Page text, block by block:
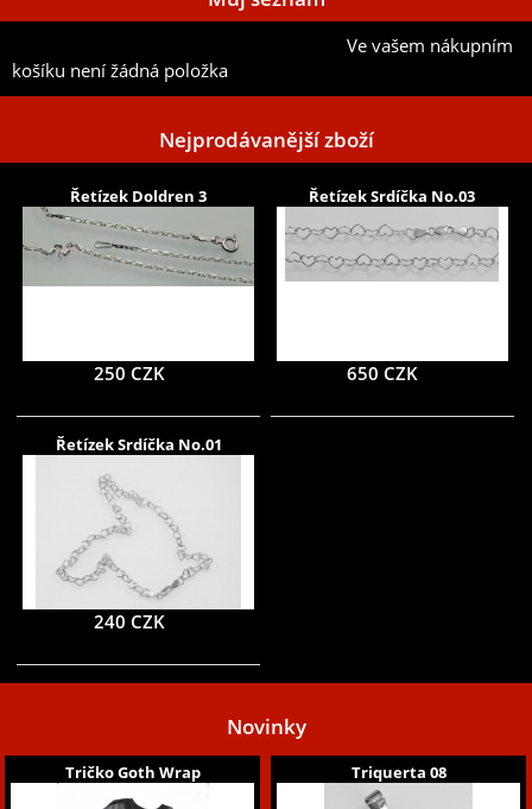
Ve vašem nákupním
košíku není žádná položka
Nejprodávanější zboží
Řetízek Doldren 3
250 CZK
Řetízek Srdíčka No.03
650 CZK
Řetízek Srdíčka No.01
240 CZK
Novinky
Tričko Goth Wrap Triquerta 08